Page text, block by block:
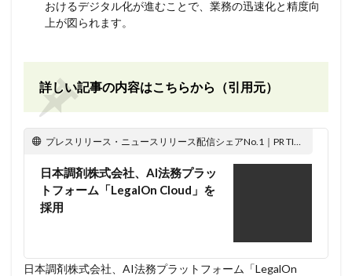
おけるデジタル化が進むことで、業務の迅速化と精度向
上が図られます。
詳しい記事の内容はこちらから（引用元）
プレスリリース・ニュースリリース配信シェアNo.1｜PR TIMES
日本調剤株式会社、AI法務プラッ
トフォーム「LegalOn Cloud」を
採用
日本調剤株式会社、AI法務プラットフォーム「LegalOn